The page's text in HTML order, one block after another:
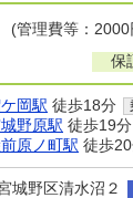
管理費等：2000
保
岡駅 徒歩18分
野原駅 徒歩19分
原ノ町駅 徒歩
城野区清水沼２